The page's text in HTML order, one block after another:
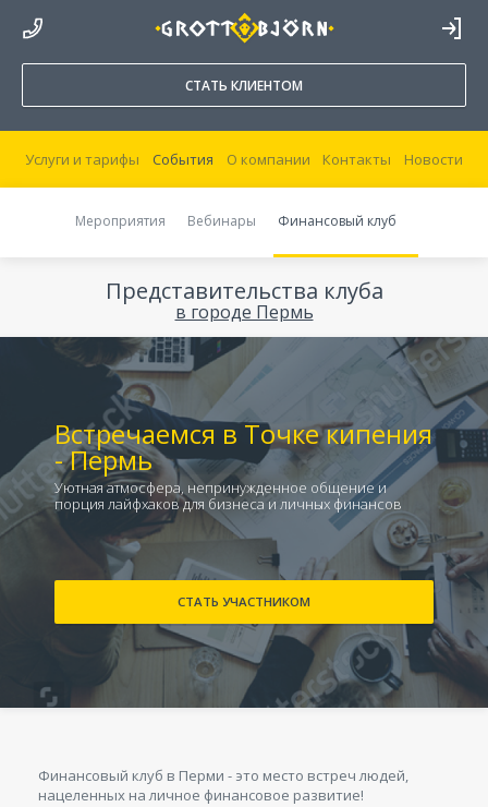
8 800 250 44 20
ВОЙТИ В
КАБИНЕТ
СТАТЬ КЛИЕНТОМ
Услуги и тарифы События О компании Контакты Новости
Мероприятия Вебинары Финансовый клуб
Представительства клуба
Встречаемся в Точке кипения
- Пермь
Уютная атмосфера, непринужденное общение и
порция лайфхаков для бизнеса и личных финансов
СТАТЬ УЧАСТНИКОМ
Финансовый клуб в Перми - это место встреч людей,
нацеленных на личное финансовое развитие!